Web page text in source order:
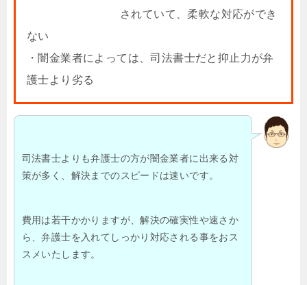
されていて、柔軟な対応ができ
ない
・闇金業者によっては、司法書士だと抑止力が弁
護士より劣る
司法書士よりも弁護士の方が闇金業者に出来る対
策が多く、解決までのスピードは速いです。
費用は若干かかりますが、解決の確実性や速さか
ら、弁護士を入れてしっかり対応される事をおス
スメいたします。